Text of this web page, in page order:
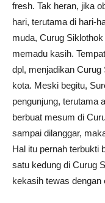
fresh. Tak heran, jika
hari, terutama di hari-
muda, Curug
memadu kasih.
dpl, menjadikan Curug
kota. Meski begitu,
pengunjung, terutama
berbuat mesum di
sampai dilanggar,
Hal itu pernah terbukti
satu kedung di Curug
kekasih tewas dengan